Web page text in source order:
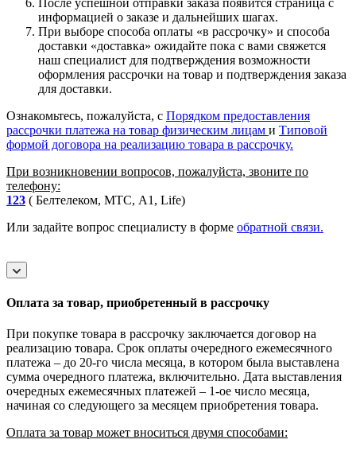
После успешной отправки заказа появится страница с
информацией о заказе и дальнейших шагах.
При выборе способа оплаты «в рассрочку» и способа
доставки «доставка» ожидайте пока с вами свяжется
наш специалист для подтверждения возможности
оформления рассрочки на товар и подтверждения заказа
для доставки.
Ознакомьтесь, пожалуйста, с Порядком предоставления
рассрочки платежа на товар физическим лицам и Типовой
формой договора на реализацию товара в рассрочку.
При возникновении вопросов, пожалуйста, звоните по
телефону:
123 ( Белтелеком, МТС, A1, Life)
Или задайте вопрос специалисту в форме обратной связи.
Оплата за товар, приобретенный в рассрочку
При покупке товара в рассрочку заключается договор на
реализацию товара. Срок оплаты очередного ежемесячного
платежа – до 20-го числа месяца, в котором была выставлена
сумма очередного платежа, включительно. Дата выставления
очередных ежемесячных платежей – 1-ое число месяца,
начиная со следующего за месяцем приобретения товара.
Оплата за товар может вноситься двумя способами: